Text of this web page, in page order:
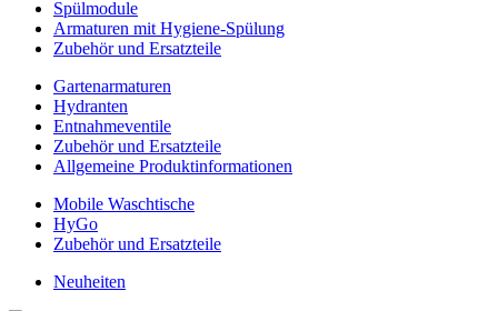
Spülmodule
Armaturen mit Hygiene-Spülung
Zubehör und Ersatzteile
Gartenarmaturen
Hydranten
Entnahmeventile
Zubehör und Ersatzteile
Allgemeine Produktinformationen
Mobile Waschtische
HyGo
Zubehör und Ersatzteile
Neuheiten